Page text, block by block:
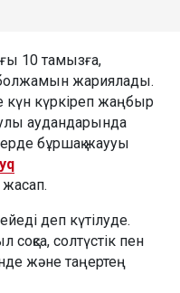
10 тамызға,
болжамын жариялады.
күн күркіреп жаңбыр
аудандарында
бұршақ жаууы
деп күтілуде.
соқса, солтүстік пен
және таңертең